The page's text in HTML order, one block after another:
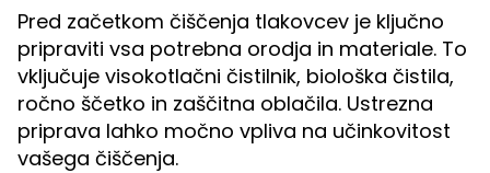
Pred začetkom čiščenja tlakovcev je ključno
pripraviti vsa potrebna orodja in materiale. To
vključuje visokotlačni čistilnik, biološka čistila,
ročno ščetko in zaščitna oblačila. Ustrezna
priprava lahko močno vpliva na učinkovitost
vašega čiščenja.